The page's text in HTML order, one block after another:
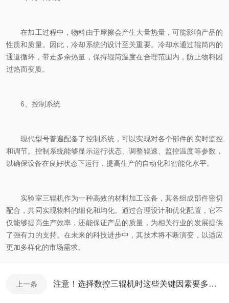
在加工过程中，物料由于摩擦会产生大量热量，可能影响产品的
性质和质量。因此，冷却系统的设计至关重要。冷却水通过辊筒内的
通道循环，带走多余热量，保持辊筒温度在合理范围内，防止物料因
过热而变质。
6、控制系统
现代型号普遍配备了控制系统，可以实现对各个部件的实时监控
和调节。控制系统能够显示运行状态、调整辊速、监控温度等参数，
以确保设备在良好状态下运行，提高生产的自动化和智能化水平。
实验室三辊机作为一种高效的材料加工设备，其各组成部件密切
配合，共同实现物料的细化和均化。通过合理设计和优化配置，它不
仅能够提高生产效率，还能保证产品的质量，为相关行业的发展提供
了强有力的支持。在未来的科技进步中，其技术将不断演变，以适应
更加多样化的市场需求。
上一条 注意！选择数控三辊机时这些关键因素要多加考虑